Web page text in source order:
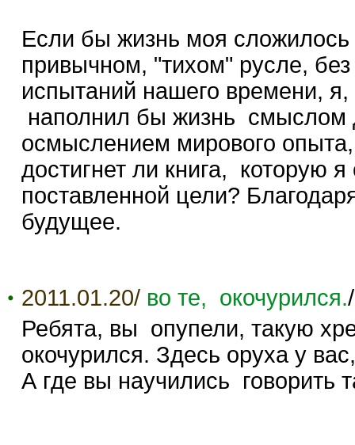
Если бы жизнь моя
привычном, "тихом" русле, без
испытаний нашего времени,
наполнил бы жизнь смыслом
осмыслением мирового
достигнет ли книга, которую
поставленной цели?
будущее.
2011.01.20/ во те, окочурился.
Ребята, вы опупели, такую
окочурился. Здесь оруха у
А где вы научились говорить